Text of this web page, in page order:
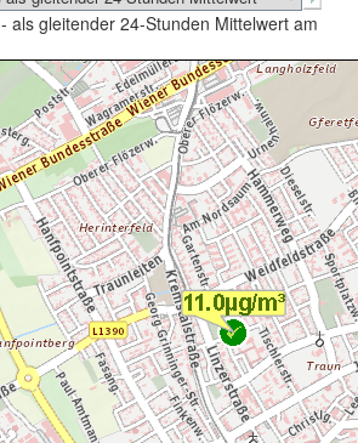
- als gleitender 24-Stunden Mittelwert am